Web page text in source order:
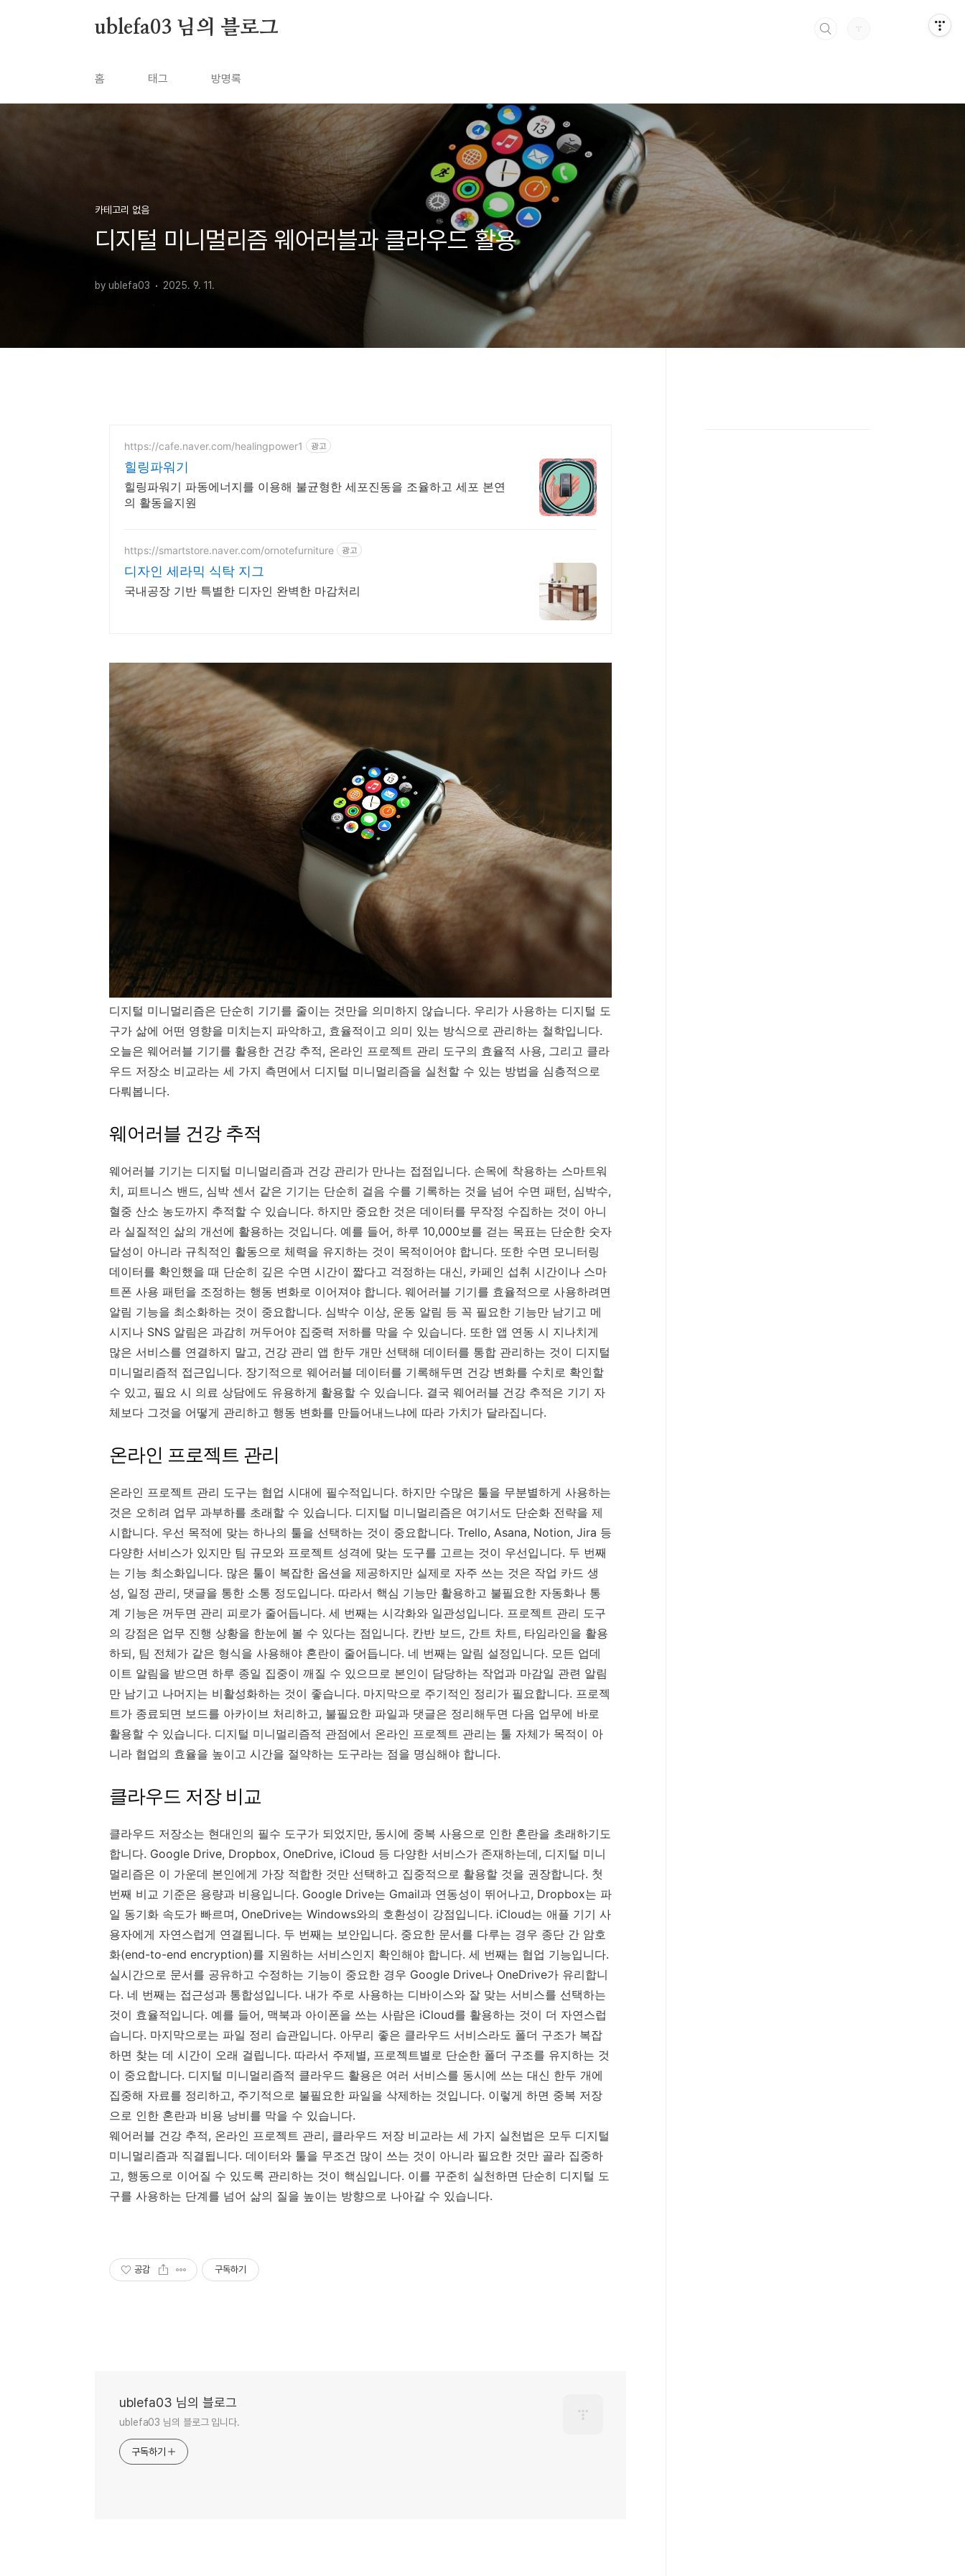
ublefa03 님의 블로그
홈 태그 방명록
카테고리 없음
디지털 미니멀리즘 웨어러블과 클라우드 활용
by ublefa03 2025. 9. 11.
https://cafe.naver.com/healingpower1 광고
힐링파워기
힐링파워기 파동에너지를 이용해 불균형한 세포진동을 조율하고 세포 본연
의 활동을지원
https://smartstore.naver.com/ornotefurniture 광고
디자인 세라믹 식탁 지그
국내공장 기반 특별한 디자인 완벽한 마감처리
디지털 미니멀리즘은 단순히 기기를 줄이는 것만을 의미하지 않습니다. 우리가 사용하는 디지털 도
구가 삶에 어떤 영향을 미치는지 파악하고, 효율적이고 의미 있는 방식으로 관리하는 철학입니다.
오늘은 웨어러블 기기를 활용한 건강 추적, 온라인 프로젝트 관리 도구의 효율적 사용, 그리고 클라
우드 저장소 비교라는 세 가지 측면에서 디지털 미니멀리즘을 실천할 수 있는 방법을 심층적으로
다뤄봅니다.
웨어러블 건강 추적
웨어러블 기기는 디지털 미니멀리즘과 건강 관리가 만나는 접점입니다. 손목에 착용하는 스마트워
치, 피트니스 밴드, 심박 센서 같은 기기는 단순히 걸음 수를 기록하는 것을 넘어 수면 패턴, 심박수,
혈중 산소 농도까지 추적할 수 있습니다. 하지만 중요한 것은 데이터를 무작정 수집하는 것이 아니
라 실질적인 삶의 개선에 활용하는 것입니다. 예를 들어, 하루 10,000보를 걷는 목표는 단순한 숫자
달성이 아니라 규칙적인 활동으로 체력을 유지하는 것이 목적이어야 합니다. 또한 수면 모니터링
데이터를 확인했을 때 단순히 깊은 수면 시간이 짧다고 걱정하는 대신, 카페인 섭취 시간이나 스마
트폰 사용 패턴을 조정하는 행동 변화로 이어져야 합니다. 웨어러블 기기를 효율적으로 사용하려면
알림 기능을 최소화하는 것이 중요합니다. 심박수 이상, 운동 알림 등 꼭 필요한 기능만 남기고 메
시지나 SNS 알림은 과감히 꺼두어야 집중력 저하를 막을 수 있습니다. 또한 앱 연동 시 지나치게
많은 서비스를 연결하지 말고, 건강 관리 앱 한두 개만 선택해 데이터를 통합 관리하는 것이 디지털
미니멀리즘적 접근입니다. 장기적으로 웨어러블 데이터를 기록해두면 건강 변화를 수치로 확인할
수 있고, 필요 시 의료 상담에도 유용하게 활용할 수 있습니다. 결국 웨어러블 건강 추적은 기기 자
체보다 그것을 어떻게 관리하고 행동 변화를 만들어내느냐에 따라 가치가 달라집니다.
온라인 프로젝트 관리
온라인 프로젝트 관리 도구는 협업 시대에 필수적입니다. 하지만 수많은 툴을 무분별하게 사용하는
것은 오히려 업무 과부하를 초래할 수 있습니다. 디지털 미니멀리즘은 여기서도 단순화 전략을 제
시합니다. 우선 목적에 맞는 하나의 툴을 선택하는 것이 중요합니다. Trello, Asana, Notion, Jira 등
다양한 서비스가 있지만 팀 규모와 프로젝트 성격에 맞는 도구를 고르는 것이 우선입니다. 두 번째
는 기능 최소화입니다. 많은 툴이 복잡한 옵션을 제공하지만 실제로 자주 쓰는 것은 작업 카드 생
성, 일정 관리, 댓글을 통한 소통 정도입니다. 따라서 핵심 기능만 활용하고 불필요한 자동화나 통
계 기능은 꺼두면 관리 피로가 줄어듭니다. 세 번째는 시각화와 일관성입니다. 프로젝트 관리 도구
의 강점은 업무 진행 상황을 한눈에 볼 수 있다는 점입니다. 칸반 보드, 간트 차트, 타임라인을 활용
하되, 팀 전체가 같은 형식을 사용해야 혼란이 줄어듭니다. 네 번째는 알림 설정입니다. 모든 업데
이트 알림을 받으면 하루 종일 집중이 깨질 수 있으므로 본인이 담당하는 작업과 마감일 관련 알림
만 남기고 나머지는 비활성화하는 것이 좋습니다. 마지막으로 주기적인 정리가 필요합니다. 프로젝
트가 종료되면 보드를 아카이브 처리하고, 불필요한 파일과 댓글은 정리해두면 다음 업무에 바로
활용할 수 있습니다. 디지털 미니멀리즘적 관점에서 온라인 프로젝트 관리는 툴 자체가 목적이 아
니라 협업의 효율을 높이고 시간을 절약하는 도구라는 점을 명심해야 합니다.
클라우드 저장 비교
클라우드 저장소는 현대인의 필수 도구가 되었지만, 동시에 중복 사용으로 인한 혼란을 초래하기도
합니다. Google Drive, Dropbox, OneDrive, iCloud 등 다양한 서비스가 존재하는데, 디지털 미니
멀리즘은 이 가운데 본인에게 가장 적합한 것만 선택하고 집중적으로 활용할 것을 권장합니다. 첫
번째 비교 기준은 용량과 비용입니다. Google Drive는 Gmail과 연동성이 뛰어나고, Dropbox는 파
일 동기화 속도가 빠르며, OneDrive는 Windows와의 호환성이 강점입니다. iCloud는 애플 기기 사
용자에게 자연스럽게 연결됩니다. 두 번째는 보안입니다. 중요한 문서를 다루는 경우 종단 간 암호
화(end-to-end encryption)를 지원하는 서비스인지 확인해야 합니다. 세 번째는 협업 기능입니다.
실시간으로 문서를 공유하고 수정하는 기능이 중요한 경우 Google Drive나 OneDrive가 유리합니
다. 네 번째는 접근성과 통합성입니다. 내가 주로 사용하는 디바이스와 잘 맞는 서비스를 선택하는
것이 효율적입니다. 예를 들어, 맥북과 아이폰을 쓰는 사람은 iCloud를 활용하는 것이 더 자연스럽
습니다. 마지막으로는 파일 정리 습관입니다. 아무리 좋은 클라우드 서비스라도 폴더 구조가 복잡
하면 찾는 데 시간이 오래 걸립니다. 따라서 주제별, 프로젝트별로 단순한 폴더 구조를 유지하는 것
이 중요합니다. 디지털 미니멀리즘적 클라우드 활용은 여러 서비스를 동시에 쓰는 대신 한두 개에
집중해 자료를 정리하고, 주기적으로 불필요한 파일을 삭제하는 것입니다. 이렇게 하면 중복 저장
으로 인한 혼란과 비용 낭비를 막을 수 있습니다.
웨어러블 건강 추적, 온라인 프로젝트 관리, 클라우드 저장 비교라는 세 가지 실천법은 모두 디지털
미니멀리즘과 직결됩니다. 데이터와 툴을 무조건 많이 쓰는 것이 아니라 필요한 것만 골라 집중하
고, 행동으로 이어질 수 있도록 관리하는 것이 핵심입니다. 이를 꾸준히 실천하면 단순히 디지털 도
구를 사용하는 단계를 넘어 삶의 질을 높이는 방향으로 나아갈 수 있습니다.
공감 구독하기
ublefa03 님의 블로그
ublefa03 님의 블로그 입니다.
구독하기